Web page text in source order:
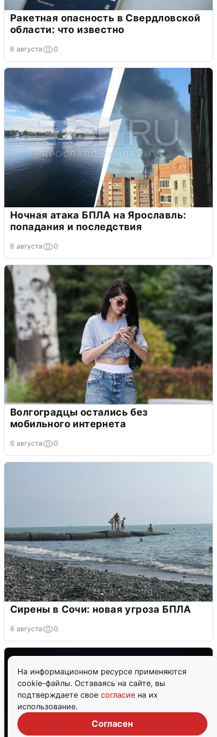
На информационном ресурсе применяются
cookie-файлы. Оставаясь на сайте, вы
подтверждаете свое согласие на их
использование.
Согласен
Ракетная опасность в Свердловской
области: что известно
6 августа 0
Ночная атака БПЛА на Ярославль:
попадания и последствия
6 августа 0
Волгоградцы остались без
мобильного интернета
6 августа 0
Сирены в Сочи: новая угроза БПЛА
6 августа 0